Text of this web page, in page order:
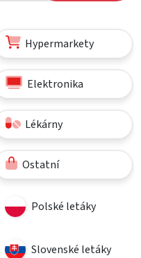
Hypermarkety
Elektronika
Lékárny
Ostatní
Polské letáky
Slovenské letáky